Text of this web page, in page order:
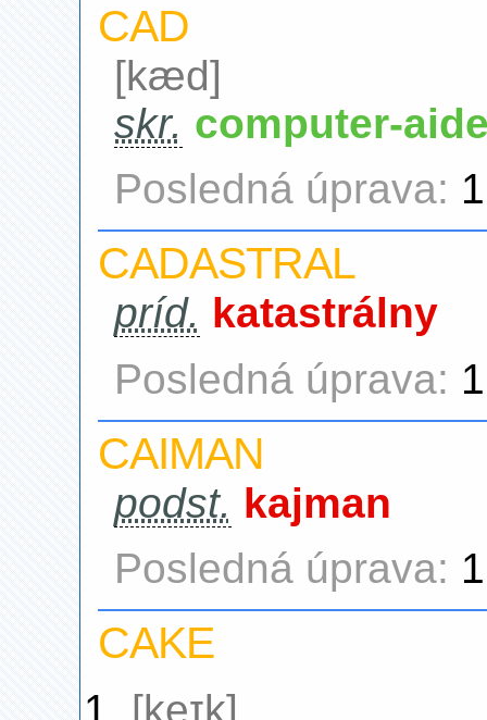
CAD
[kæd]
skr. computer-
Posledná úprava:
CADASTRAL
príd. katastrálny
Posledná úprava:
CAIMAN
podst. kajman
Posledná úprava:
CAKE
[keɪk]